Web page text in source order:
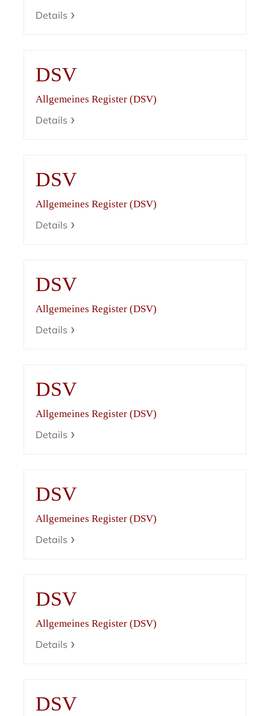
Details
DSV
Allgemeines Register (DSV)
Details
DSV
Allgemeines Register (DSV)
Details
DSV
Allgemeines Register (DSV)
Details
DSV
Allgemeines Register (DSV)
Details
DSV
Allgemeines Register (DSV)
Details
DSV
Allgemeines Register (DSV)
Details
DSV